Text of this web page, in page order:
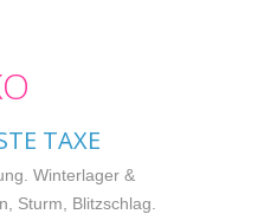
TAXE
Winterlager &
Sturm, Blitzschlag.